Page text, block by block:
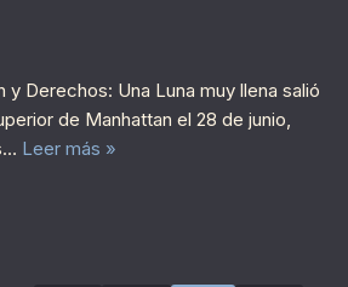
y Derechos: Una Luna muy llena salió
de Manhattan el 28 de junio,
Leer más »